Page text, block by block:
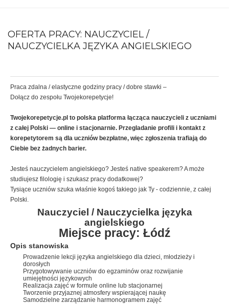
OFERTA PRACY: NAUCZYCIEL /
NAUCZYCIELKA JĘZYKA ANGIELSKIEGO
Praca zdalna / elastyczne godziny pracy / dobre stawki –
Dołącz do zespołu Twojekorepetycje!
Twojekorepetycje.pl to polska platforma łącząca nauczycieli z uczniami
z całej Polski — online i stacjonarnie. Przegladanie profili i kontakt z
korepetytorem są dla uczniów bezpłatne, więc zgłoszenia trafiają do
Ciebie bez żadnych barier.
Jesteś nauczycielem angielskiego? Jesteś native speakerem? A może
studiujesz filologię i szukasz pracy dodatkowej?
Tysiące uczniów szuka właśnie kogoś takiego jak Ty - codziennie, z całej
Polski.
Nauczyciel / Nauczycielka języka
angielskiego
Miejsce pracy: Łódź
Opis stanowiska
Prowadzenie lekcji języka angielskiego dla dzieci, młodzieży i
dorosłych
Przygotowywanie uczniów do egzaminów oraz rozwijanie
umiejętności językowych
Realizacja zajęć w formule online lub stacjonarnej
Tworzenie przyjaznej atmosfery wspierającej naukę
Samodzielne zarządzanie harmonogramem zajęć